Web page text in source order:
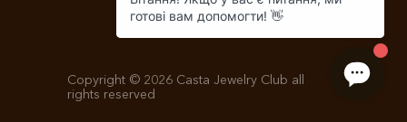
+38 (096) 900-11-22
Copyright © 2026 Casta Jewelry Club all
rights reserved